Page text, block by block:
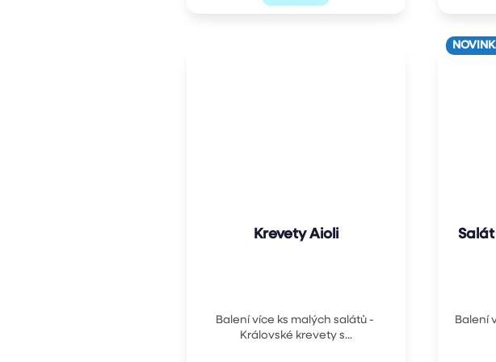
Krevety Aioli
Balení více ks malých salátů -
Královské krevety s...
Salát
Balení